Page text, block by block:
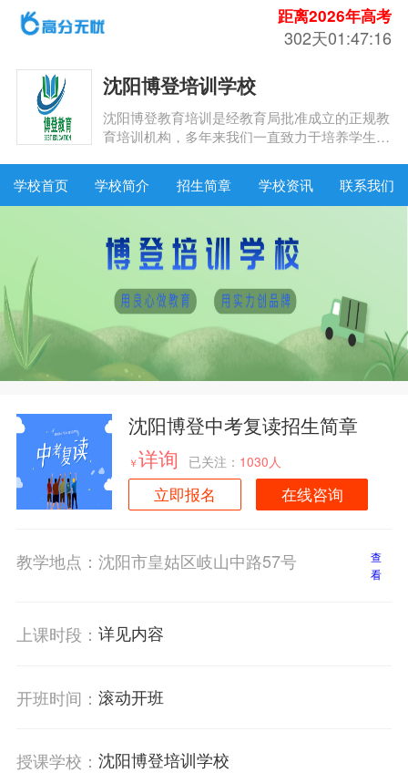
距离2026年高考
302天01:47:16
沈阳博登培训学校
沈阳博登教育培训是经教育局批准成立的正规教
育培训机构，多年来我们一直致力于培养学生的
蕴。“用良心做教育，用实力创品牌”，这是博登
人的办学理念，也是博登人的教育原则。博登人
呵护与付出，时刻把握升学的脉搏，经过多年的
发展，我们已建立起一套科学的教育体系和独特
的教学方法，收获了师生的共同发展及由此带来
的愉悦和价值，也为学校收获了“先进民办教
育”、“先进工作者”、民办教育“优秀学校”、“信用
等级AAAA”等荣誉。
学校首页 学校简介 招生简章 学校资讯 联系我们
沈阳博登中考复读招生简章
￥详询 已关注： 1030人
立即报名 在线咨询
教学地点： 沈阳市皇姑区岐山中路57号
查
看
上课时段： 详见内容
开班时间： 滚动开班
授课学校： 沈阳博登培训学校